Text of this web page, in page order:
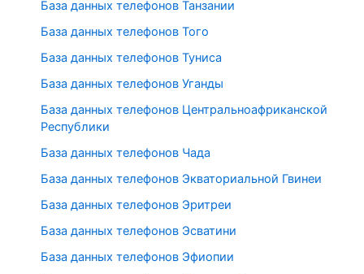
База данных телефонов Танзании
База данных телефонов Того
База данных телефонов Туниса
База данных телефонов Уганды
База данных телефонов Центральноафриканской
Республики
База данных телефонов Чада
База данных телефонов Экваториальной Гвинеи
База данных телефонов Эритреи
База данных телефонов Эсватини
База данных телефонов Эфиопии